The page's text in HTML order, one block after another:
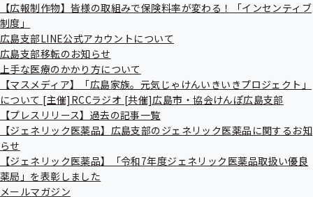
【広報制作物】皆様の取組みで保険料率が変わる！「インセンティブ
制度」
広島支部LINE公式アカウントについて
広島支部移転のお知らせ
上手な医療のかかり方について
【マスメディア】「広島家族。元気じゃけんいきいきプロジェクト」
について [主催]RCCラジオ [共催]広島市・協会けんぽ広島支部
【プレスリリース】過去の記事一覧
【ジェネリック医薬品】広島支部のジェネリック医薬品に関するお知
らせ
【ジェネリック医薬品】「令和7年度ジェネリック医薬品取扱い優良
薬局」を表彰しました
メールマガジン
関連情報
令和6年度 第2回広島支部評議会
令和06年10月22日開催
開催案内
資料
議事録